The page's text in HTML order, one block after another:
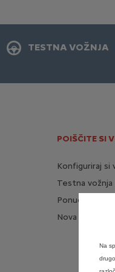
TESTNA VOŽNJA
POIŠČITE SI
Konfiguriraj si
Testna vožnja
Ponudba za
Nova vozila na
Na